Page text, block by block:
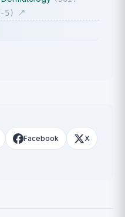
5)
↗
Facebook X